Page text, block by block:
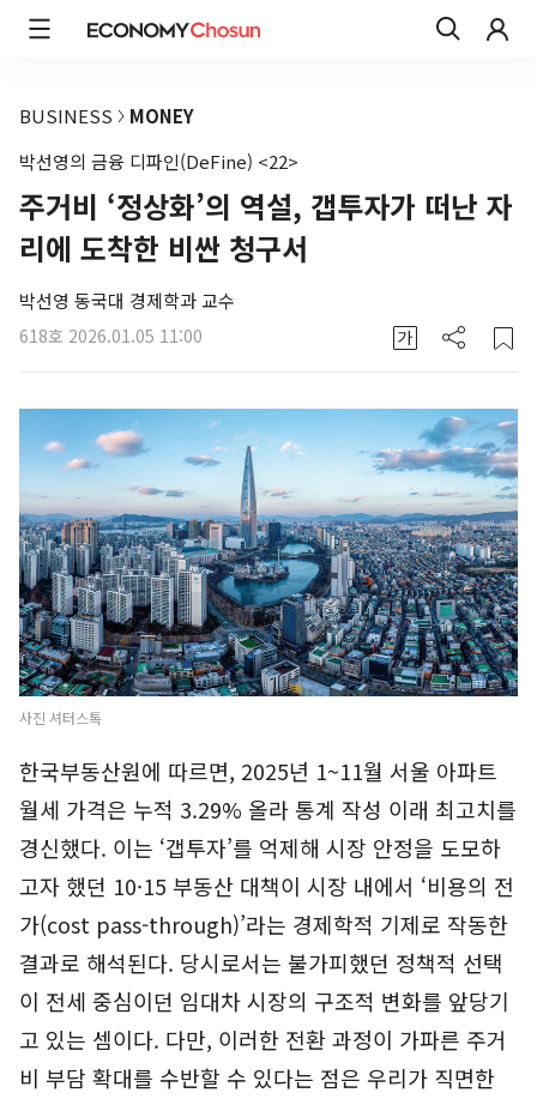
BUSINESS
MONEY
박선영의 금융 디파인(DeFine) <22>
주거비 ‘정상화’의 역설, 갭투자가 떠난 자
리에 도착한 비싼 청구서
박선영 동국대 경제학과 교수
618호 2026.01.05 11:00
사진 셔터스톡
한국부동산원에 따르면, 2025년 1~11월 서울 아파트
월세 가격은 누적 3.29% 올라 통계 작성 이래 최고치를
경신했다. 이는 ‘갭투자’를 억제해 시장 안정을 도모하
고자 했던 10·15 부동산 대책이 시장 내에서 ‘비용의 전
가(cost pass-through)’라는 경제학적 기제로 작동한
결과로 해석된다. 당시로서는 불가피했던 정책적 선택
이 전세 중심이던 임대차 시장의 구조적 변화를 앞당기
고 있는 셈이다. 다만, 이러한 전환 과정이 가파른 주거
비 부담 확대를 수반할 수 있다는 점은 우리가 직면한